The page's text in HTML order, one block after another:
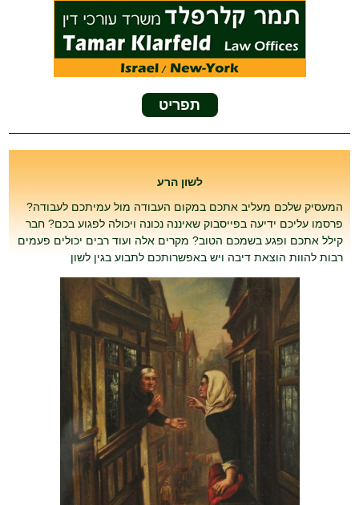
תפריט
לשון הרע
המעסיק שלכם מעליב אתכם במקום העבודה מול עמיתכם לעבודה?
פרסמו עליכם ידיעה בפייסבוק שאיננה נכונה ויכולה לפגוע בכם? חבר
קילל אתכם ופגע בשמכם הטוב? מקרים אלה ועוד רבים יכולים פעמים
רבות להוות הוצאת דיבה ויש באפשרותכם לתבוע בגין לשון